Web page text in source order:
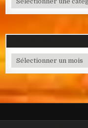
Archives